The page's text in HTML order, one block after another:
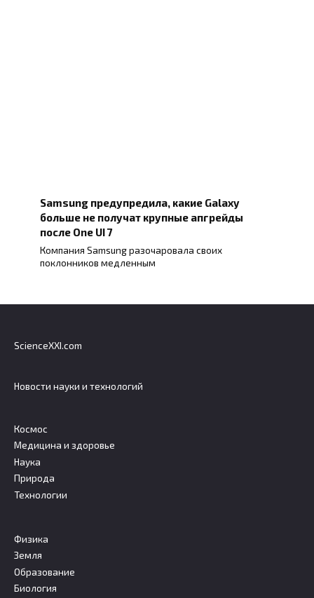
Samsung предупредила, какие Galaxy
больше не получат крупные апгрейды
после One UI 7
Компания Samsung разочаровала своих
поклонников медленным
ScienceXXI.com
Новости науки и технологий
Космос
Медицина и здоровье
Наука
Природа
Технологии
Физика
Земля
Образование
Биология